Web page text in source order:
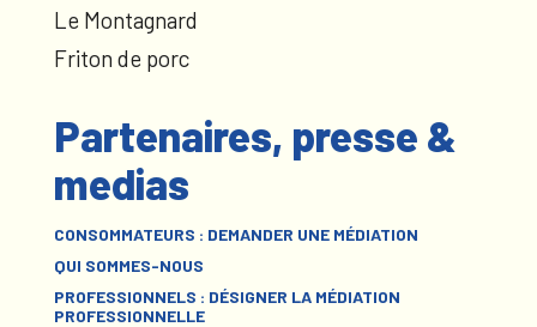
Le Montagnard
Friton de porc
Partenaires, presse &
medias
CONSOMMATEURS : DEMANDER UNE MÉDIATION
QUI SOMMES-NOUS
PROFESSIONNELS : DÉSIGNER LA MÉDIATION
PROFESSIONNELLE